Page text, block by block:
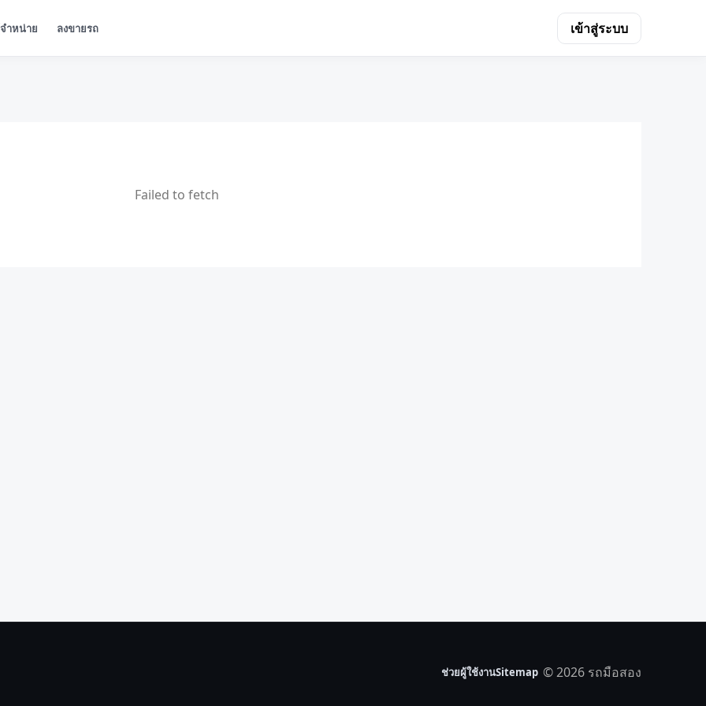
ำหน่าย ลงขายรถ เข้าสู่ระบบ
Failed to fetch
ช่วยผู้ใช้งานSitemap © 2026 รถมือสอง